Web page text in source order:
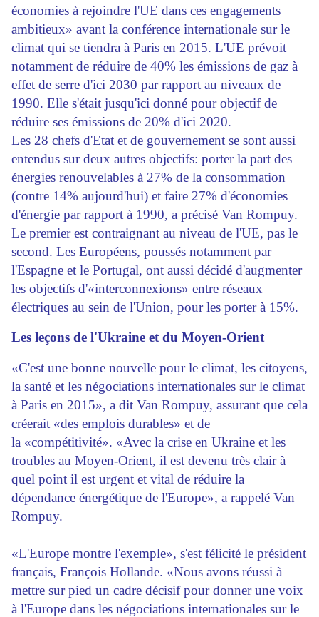
économies à rejoindre l'UE dans ces engagements
ambitieux» avant la conférence internationale sur le
climat qui se tiendra à Paris en 2015. L'UE prévoit
notamment de réduire de 40% les émissions de gaz à
effet de serre d'ici 2030 par rapport au niveaux de
1990. Elle s'était jusqu'ici donné pour objectif de
réduire ses émissions de 20% d'ici 2020.
Les 28 chefs d'Etat et de gouvernement se sont aussi
entendus sur deux autres objectifs: porter la part des
énergies renouvelables à 27% de la consommation
(contre 14% aujourd'hui) et faire 27% d'économies
d'énergie par rapport à 1990, a précisé Van Rompuy.
Le premier est contraignant au niveau de l'UE, pas le
second. Les Européens, poussés notamment par
l'Espagne et le Portugal, ont aussi décidé d'augmenter
les objectifs d'«interconnexions» entre réseaux
électriques au sein de l'Union, pour les porter à 15%.
Les leçons de l'Ukraine et du Moyen-Orient
«C'est une bonne nouvelle pour le climat, les citoyens,
la santé et les négociations internationales sur le climat
à Paris en 2015», a dit Van Rompuy, assurant que cela
créerait «des emplois durables» et de
la «compétitivité». «Avec la crise en Ukraine et les
troubles au Moyen-Orient, il est devenu très clair à
quel point il est urgent et vital de réduire la
dépendance énergétique de l'Europe», a rappelé Van
Rompuy.
«L'Europe montre l'exemple», s'est félicité le président
français, François Hollande. «Nous avons réussi à
mettre sur pied un cadre décisif pour donner une voix
à l'Europe dans les négociations internationales sur le